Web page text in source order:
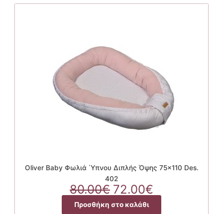
Oliver Baby Φωλιά ΄Υπνου Διπλής Όψης 75×110 Des.
402
80.00€ Original
price
was:
72.00€
τρέχουσα
τιμή
Προσθήκη στο καλάθι